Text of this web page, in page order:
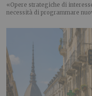
«Opere strategiche di
necessità di programmare